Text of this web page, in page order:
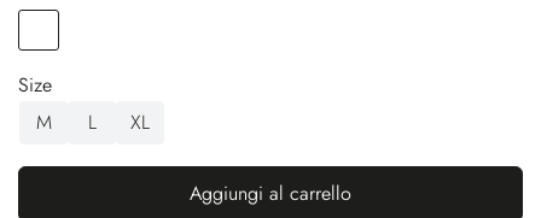
Size
M
L XL
Aggiungi al carrello